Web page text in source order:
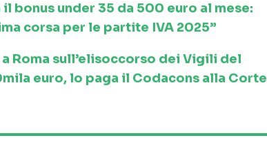
bonus under 35 da 500 euro al mese:
corsa per le partite IVA 2025”
Roma sull’elisoccorso dei Vigili del
euro, lo paga il Codacons alla Corte